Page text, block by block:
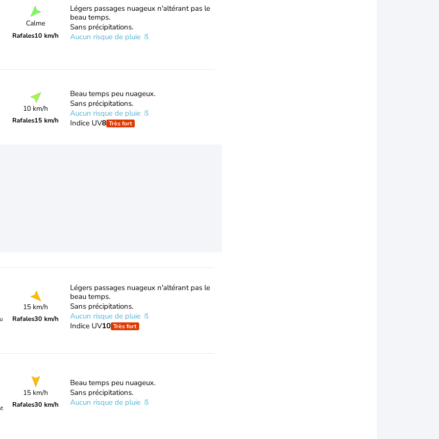
Calme
Rafales10 km/h
Légers passages nuageux n'altérant pas le
beau temps.
Sans précipitations.
Aucun risque de pluie
10 km/h
Rafales15 km/h
Beau temps peu nuageux.
Sans précipitations.
Aucun risque de pluie
Indice UV8 Très fort
15 km/h
Rafales30 km/h
Légers passages nuageux n'altérant pas le
beau temps.
Sans précipitations.
Aucun risque de pluie
Indice UV10 Très fort
15 km/h
Rafales30 km/h
Beau temps peu nuageux.
Sans précipitations.
Aucun risque de pluie